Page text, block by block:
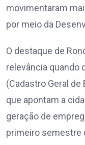
movimentaram
por meio da
O destaque de
relevância quando
(Cadastro Geral
que apontam a
geração de
primeiro semestre